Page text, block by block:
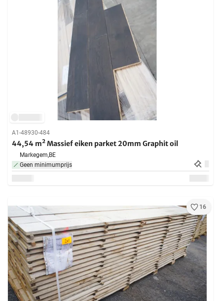
A1-48930-484
44,54 m² Massief eiken parket 20mm Graphit oil
Markegem,BE
Geen minimumprijs
16